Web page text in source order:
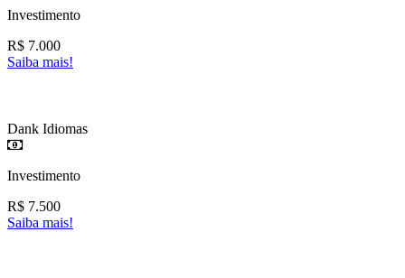
Investimento
R$ 7.000
Saiba mais!
Dank Idiomas
Investimento
R$ 7.500
Saiba mais!